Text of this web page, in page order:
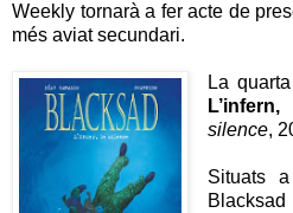
Weekly tornarà a fer acte de
més aviat secundari.
La
silence,
Situats